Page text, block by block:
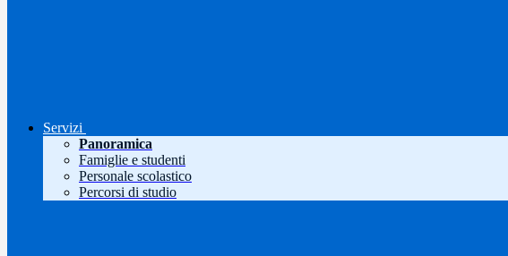
Servizi
Panoramica
Famiglie e studenti
Personale scolastico
Percorsi di studio